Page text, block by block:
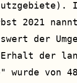
2021
der
der
wurde von